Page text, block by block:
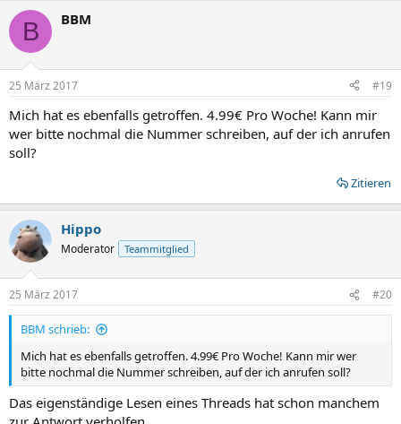
B BBM
25 März 2017 #19
Mich hat es ebenfalls getroffen. 4.99€ Pro Woche! Kann mir
wer bitte nochmal die Nummer schreiben, auf der ich anrufen
soll?
Zitieren
Hippo
Moderator Teammitglied
25 März 2017 #20
BBM schrieb:
Mich hat es ebenfalls getroffen. 4.99€ Pro Woche! Kann mir wer
bitte nochmal die Nummer schreiben, auf der ich anrufen soll?
Das eigenständige Lesen eines Threads hat schon manchem